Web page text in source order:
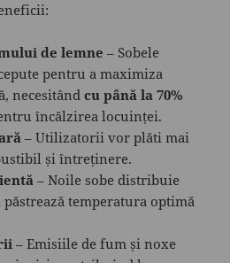
de lemne – Sobele
pentru a maximiza
necesitândcu până la 70%
încălzirea locuinței.
– Utilizatorii vor plăti mai
și întreținere.
– Noile sobe distribuie
temperatura optimă
– Emisiile de fum și noxe